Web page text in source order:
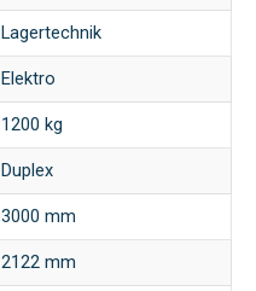
Lagertechnik
Elektro
1200 kg
Duplex
3000 mm
2122 mm